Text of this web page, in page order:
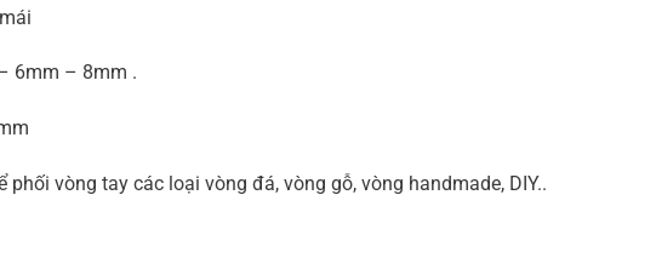
6mm – 8mm .
vòng tay các loại vòng đá, vòng gỗ, vòng handmade, DIY..